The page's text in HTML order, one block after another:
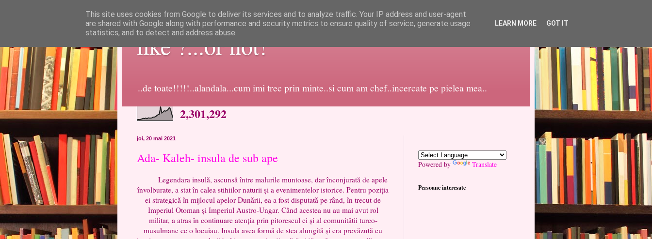
like ?...or not!
..de toate!!!!!..alandala...cum imi trec prin minte..si cum am chef..incercate pe pielea mea..
2,301,292
joi, 20 mai 2021
Ada- Kaleh- insula de sub ape
Legendara insulă, ascunsă între malurile muntoase, dar înconjurată de apele
învolburate, a stat în calea stihiilor naturii și a evenimentelor istorice. Pentru poziția
ei strategică în mijlocul apelor Dunării, ea a fost disputată pe rând, în trecut de
Imperiul Otoman și Imperiul Austro-Ungar. Când acestea nu au mai avut rol
militar, a atras în continuare atenția prin pitorescul ei și al comunitătii turco-
musulmane ce o locuiau. Insula avea formă de stea alungită și era prevăzută cu
Powered by Translate
Persoane interesate
This site uses cookies from Google to deliver its services and to analyze traffic. Your IP address and user-agent
are shared with Google along with performance and security metrics to ensure quality of service, generate usage
statistics, and to detect and address abuse.
LEARN MORE GOT IT